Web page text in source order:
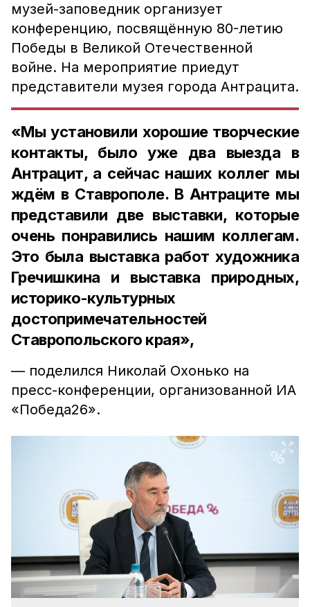
музей-заповедник организует
конференцию, посвящённую 80-летию
Победы в Великой Отечественной
войне. На мероприятие приедут
представители музея города Антрацита.
«Мы установили хорошие творческие
контакты, было уже два выезда в
Антрацит, а сейчас наших коллег мы
ждём в Ставрополе. В Антраците мы
представили две выставки, которые
очень понравились нашим коллегам.
Это была выставка работ художника
Гречишкина и выставка природных,
историко-культурных
достопримечательностей
Ставропольского края»,
— поделился Николай Охонько на
пресс-конференции, организованной ИА
«Победа26».